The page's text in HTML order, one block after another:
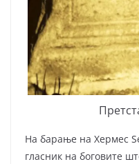
На барање на Хермес
гласник на боговите